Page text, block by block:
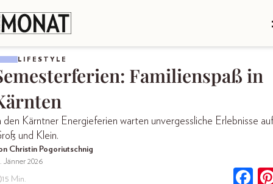
LIFESTYLE
Familienspaß in
den Kärntner Energieferien warten unvergessliche Erlebnisse auf
und Klein.
Christin Pogoriutschnig
Jänner 2026
15 Min.